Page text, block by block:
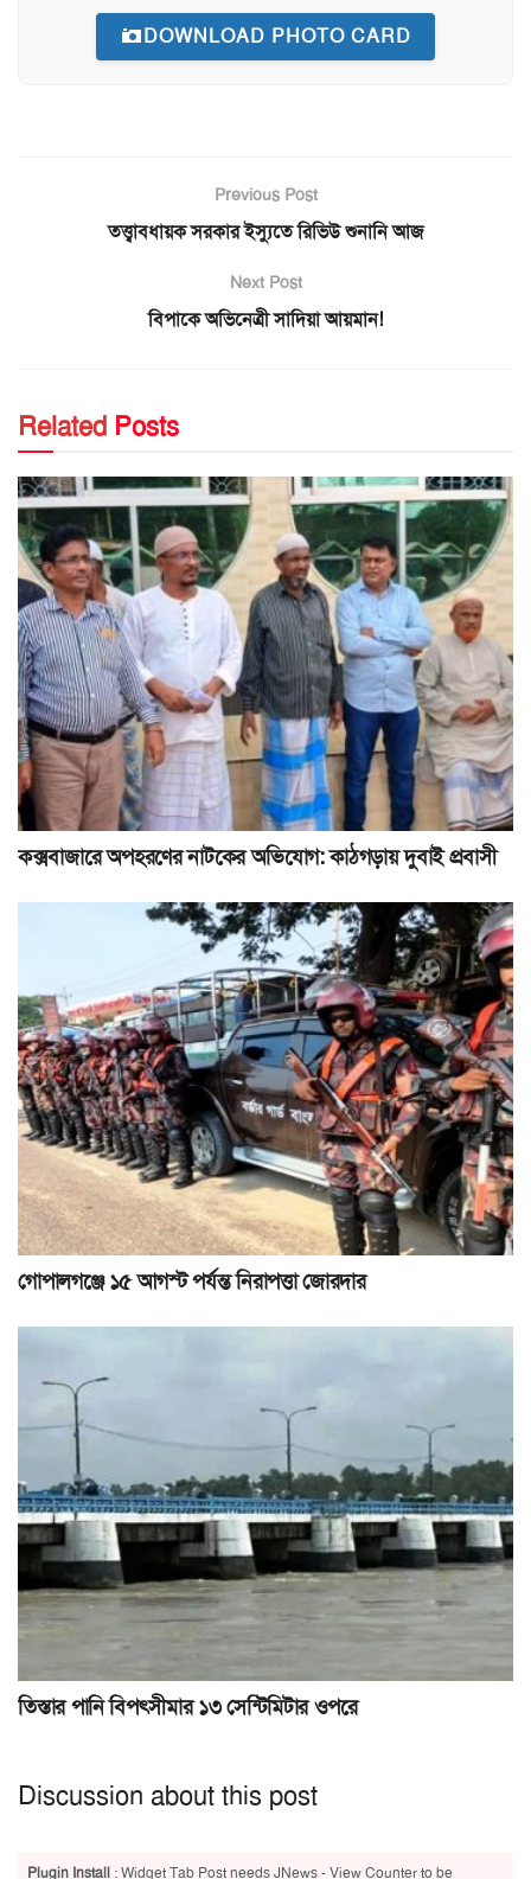
DOWNLOAD PHOTO CARD
Previous Post
তত্ত্বাবধায়ক সরকার ইস্যুতে রিভিউ শুনানি আজ
Next Post
বিপাকে অভিনেত্রী সাদিয়া আয়মান!
Related Posts
কক্সবাজারে অপহরণের নাটকের অভিযোগ: কাঠগড়ায় দুবাই প্রবাসী
গোপালগঞ্জে ১৫ আগস্ট পর্যন্ত নিরাপত্তা জোরদার
তিস্তার পানি বিপৎসীমার ১৩ সেন্টিমিটার ওপরে
Discussion about this post
Plugin Install : Widget Tab Post needs JNews - View Counter to be